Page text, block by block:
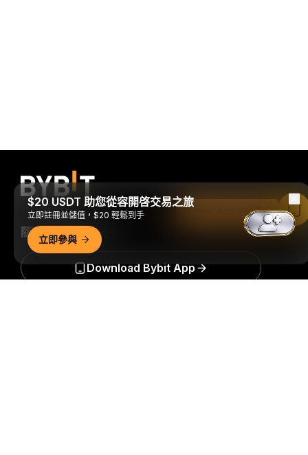
隨時隨地進行交易！
Download Bybit App
$20 USDT 助您從容開啓交易之旅
立即註冊並儲值，$20 輕鬆到手
立即參與
在 Bybit App 中閱讀